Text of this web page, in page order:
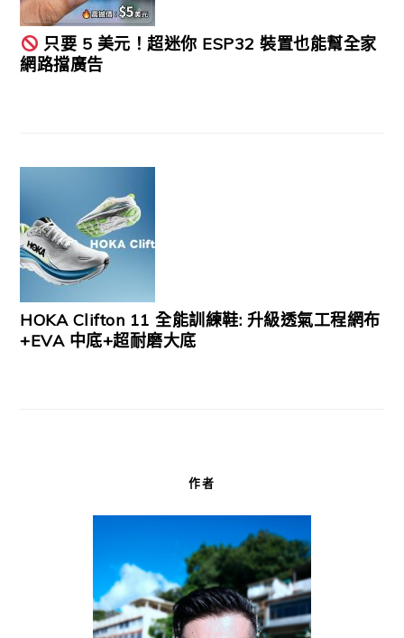
只要 5 美元！超迷你 ESP32 裝置也能幫全家
網路擋廣告
HOKA Clifton 11 全能訓練鞋: 升級透氣工程網布
+EVA 中底+超耐磨大底
作者